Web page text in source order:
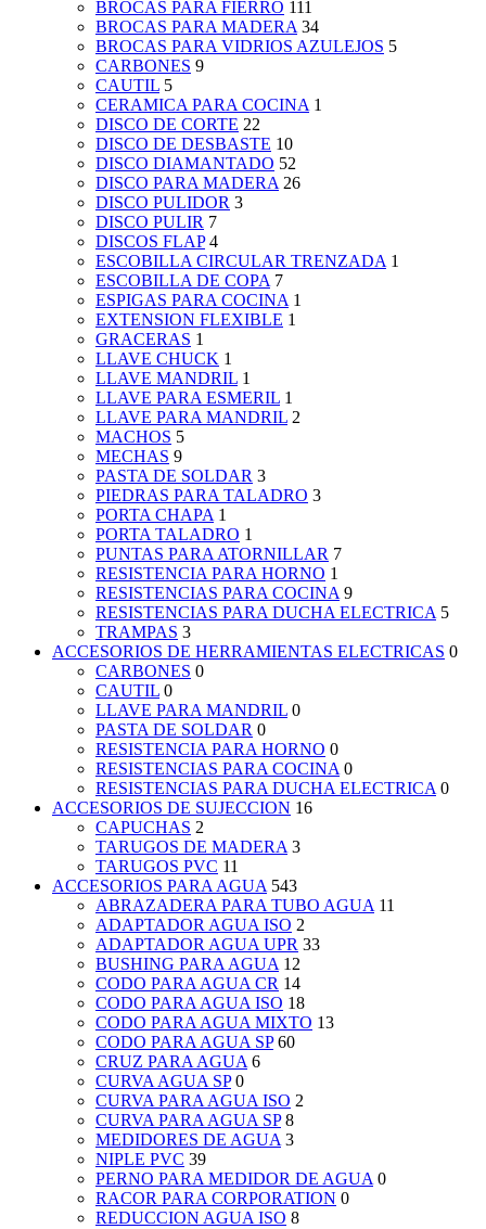
BROCAS PARA FIERRO 111
BROCAS PARA MADERA 34
BROCAS PARA VIDRIOS AZULEJOS 5
CARBONES 9
CAUTIL 5
CERAMICA PARA COCINA 1
DISCO DE CORTE 22
DISCO DE DESBASTE 10
DISCO DIAMANTADO 52
DISCO PARA MADERA 26
DISCO PULIDOR 3
DISCO PULIR 7
DISCOS FLAP 4
ESCOBILLA CIRCULAR TRENZADA 1
ESCOBILLA DE COPA 7
ESPIGAS PARA COCINA 1
EXTENSION FLEXIBLE 1
GRACERAS 1
LLAVE CHUCK 1
LLAVE MANDRIL 1
LLAVE PARA ESMERIL 1
LLAVE PARA MANDRIL 2
MACHOS 5
MECHAS 9
PASTA DE SOLDAR 3
PIEDRAS PARA TALADRO 3
PORTA CHAPA 1
PORTA TALADRO 1
PUNTAS PARA ATORNILLAR 7
RESISTENCIA PARA HORNO 1
RESISTENCIAS PARA COCINA 9
RESISTENCIAS PARA DUCHA ELECTRICA 5
TRAMPAS 3
ACCESORIOS DE HERRAMIENTAS ELECTRICAS 0
CARBONES 0
CAUTIL 0
LLAVE PARA MANDRIL 0
PASTA DE SOLDAR 0
RESISTENCIA PARA HORNO 0
RESISTENCIAS PARA COCINA 0
RESISTENCIAS PARA DUCHA ELECTRICA 0
ACCESORIOS DE SUJECCION 16
CAPUCHAS 2
TARUGOS DE MADERA 3
TARUGOS PVC 11
ACCESORIOS PARA AGUA 543
ABRAZADERA PARA TUBO AGUA 11
ADAPTADOR AGUA ISO 2
ADAPTADOR AGUA UPR 33
BUSHING PARA AGUA 12
CODO PARA AGUA CR 14
CODO PARA AGUA ISO 18
CODO PARA AGUA MIXTO 13
CODO PARA AGUA SP 60
CRUZ PARA AGUA 6
CURVA AGUA SP 0
CURVA PARA AGUA ISO 2
CURVA PARA AGUA SP 8
MEDIDORES DE AGUA 3
NIPLE PVC 39
PERNO PARA MEDIDOR DE AGUA 0
RACOR PARA CORPORATION 0
REDUCCION AGUA ISO 8